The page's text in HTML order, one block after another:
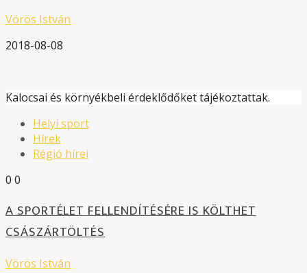
Vörös István
2018-08-08
Kalocsai és környékbeli érdeklődőket tájékoztattak.
Helyi sport
Hírek
Régió hírei
0 0
A SPORTÉLET FELLENDÍTÉSÉRE IS KÖLTHET
CSÁSZÁRTÖLTÉS
Vörös István